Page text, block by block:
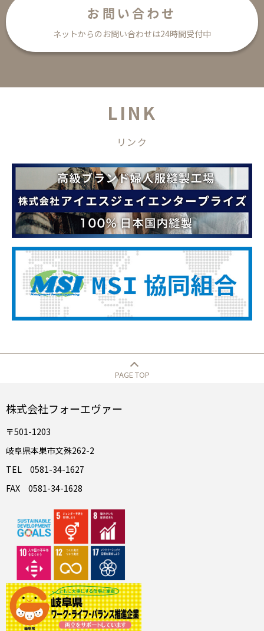
お問い合わせ
ネットからのお問い合わせは24時間受付中
LIN K
リ ン ク
PAGE TOP
株式会社フォーエヴァー
〒501-1203
岐阜県本巣市文殊262-2
TEL 0581-34-1627
FAX 0581-34-1628